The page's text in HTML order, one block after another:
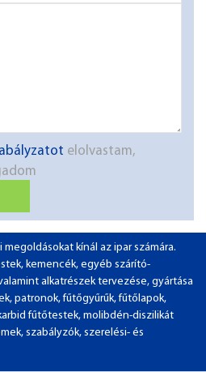
elolvastam,
kínál az ipar számára.
kemencék, egyéb szárító-
alkatrészek tervezése, gyártása
patronok, fűtőgyűrűk, fűtőlapok,
fűtőtestek, molibdén-diszilikát
szabályzók, szerelési- és